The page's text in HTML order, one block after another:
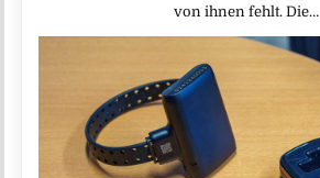
von ihnen fehlt. Die…